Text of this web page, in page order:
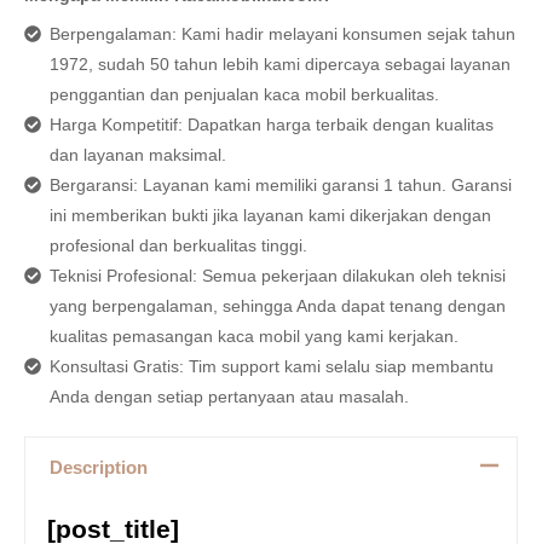
Berpengalaman: Kami hadir melayani konsumen sejak tahun
1972, sudah 50 tahun lebih kami dipercaya sebagai layanan
penggantian dan penjualan kaca mobil berkualitas.
Harga Kompetitif: Dapatkan harga terbaik dengan kualitas
dan layanan maksimal.
Bergaransi: Layanan kami memiliki garansi 1 tahun. Garansi
ini memberikan bukti jika layanan kami dikerjakan dengan
profesional dan berkualitas tinggi.
Teknisi Profesional: Semua pekerjaan dilakukan oleh teknisi
yang berpengalaman, sehingga Anda dapat tenang dengan
kualitas pemasangan kaca mobil yang kami kerjakan.
Konsultasi Gratis: Tim support kami selalu siap membantu
Anda dengan setiap pertanyaan atau masalah.
Description
[post_title]